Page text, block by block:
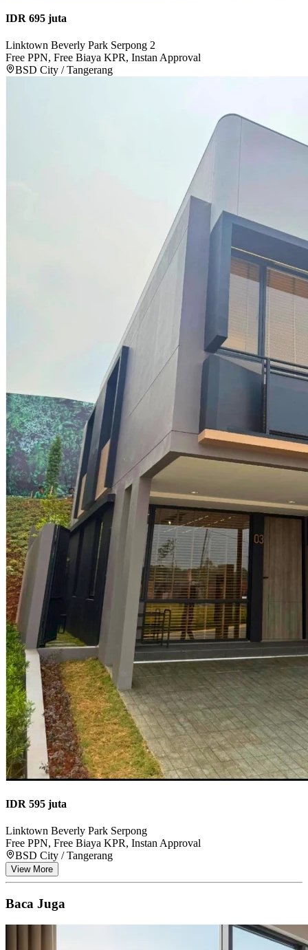
IDR 695 juta
Linktown Beverly Park Serpong 2
Free PPN, Free Biaya KPR, Instan Approval
BSD City / Tangerang
IDR 595 juta
Linktown Beverly Park Serpong
Free PPN, Free Biaya KPR, Instan Approval
BSD City / Tangerang
View More
Baca Juga